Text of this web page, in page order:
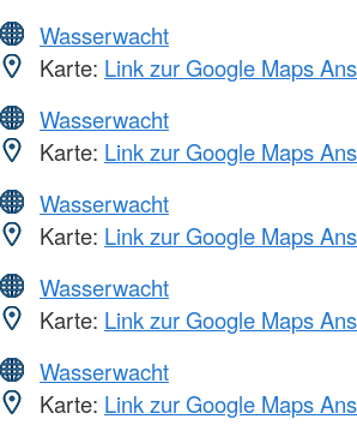
Wasserwacht
Karte: Link zur Google Maps
Wasserwacht
Karte: Link zur Google Maps
Wasserwacht
Karte: Link zur Google Maps
Wasserwacht
Karte: Link zur Google Maps
Wasserwacht
Karte: Link zur Google Maps